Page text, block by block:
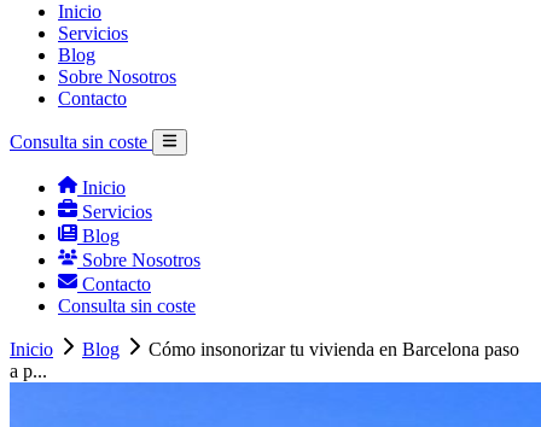
Inicio
Servicios
Blog
Sobre Nosotros
Contacto
Consulta sin coste
Inicio
Servicios
Blog
Sobre Nosotros
Contacto
Consulta sin coste
Inicio Blog
Cómo insonorizar tu vivienda en Barcelona paso
a p...